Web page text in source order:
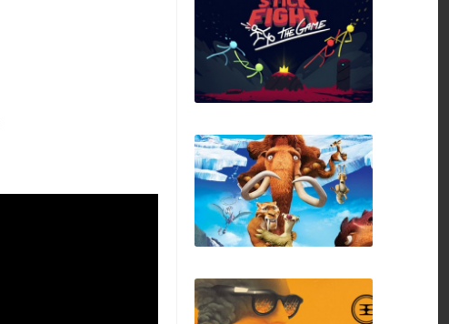
Stick Fight: The